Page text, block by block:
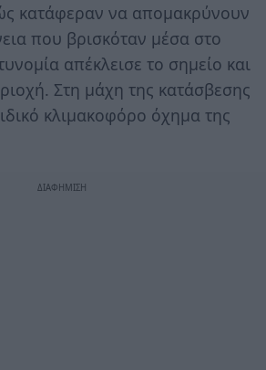
κατάφεραν να απομακρύνουν
που βρισκόταν μέσα στο
απέκλεισε το σημείο και
Στη μάχη της κατάσβεσης
κλιμακοφόρο όχημα της